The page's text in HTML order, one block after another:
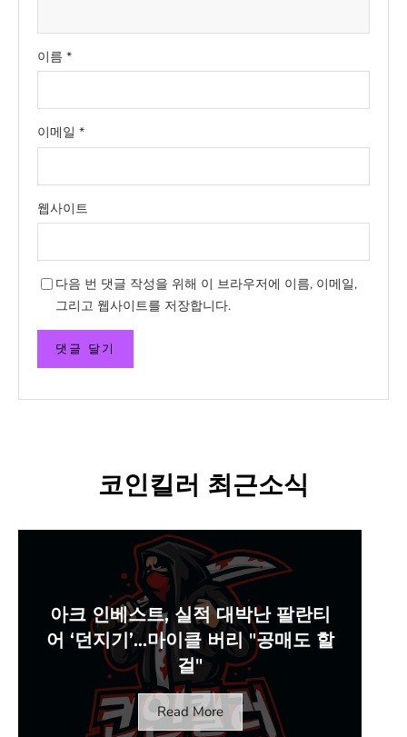
이름 *
이메일 *
웹사이트
다음 번 댓글 작성을 위해 이 브라우저에 이름, 이메일,
그리고 웹사이트를 저장합니다.
코인킬러 최근소식
아크 인베스트, 실적 대박난 팔란티
어 ‘던지기’…마이클 버리 "공매도 할
걸"
Read More